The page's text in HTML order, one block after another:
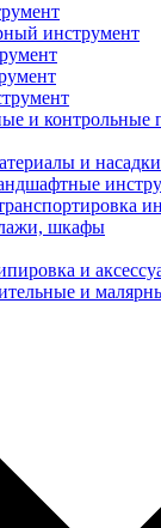
инструмент
и контрольные
и насадки
шкафы
и
и